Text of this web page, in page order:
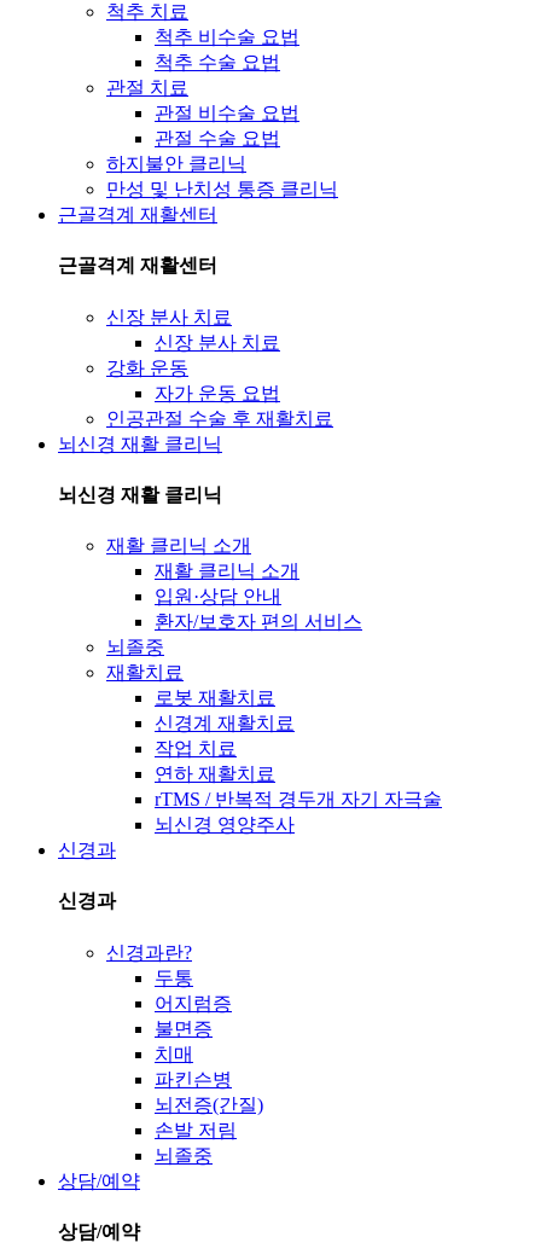
척추 치료
척추 비수술 요법
척추 수술 요법
관절 치료
관절 비수술 요법
관절 수술 요법
하지불안 클리닉
만성 및 난치성 통증 클리닉
근골격계 재활센터
근골격계 재활센터
신장 분사 치료
신장 분사 치료
강화 운동
자가 운동 요법
인공관절 수술 후 재활치료
뇌신경 재활 클리닉
뇌신경 재활 클리닉
재활 클리닉 소개
재활 클리닉 소개
입원·상담 안내
환자/보호자 편의 서비스
뇌졸중
재활치료
로봇 재활치료
신경계 재활치료
작업 치료
연하 재활치료
rTMS / 반복적 경두개 자기 자극술
뇌신경 영양주사
신경과
신경과
신경과란?
두통
어지럼증
불면증
치매
파킨슨병
뇌전증(간질)
손발 저림
뇌졸중
상담/예약
상담/예약